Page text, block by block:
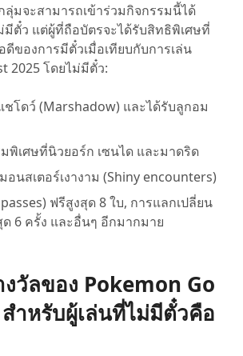
ลุ่มจะสามารถเข้าร่วมกิจกรรมนี้ได้
ตั๋ว แต่ผู้ที่ถือบัตรจะได้รับสิทธิพิเศษที่
ของการมีตั๋วเมื่อเทียบกับการเล่น
2025 โดยไม่มีตั๋ว:
โดว์ (Marshadow) และได้รับลูกอม
พิเศษที่นิวยอร์ก เซนได และมาดริด
อนสเตอร์เงางาม (Shiny encounters)
ฟรีสูงสุด 8 ใบ, การแลกเปลี่ยน
6 ครั้ง และอื่นๆ อีกมากมาย
วัลของ Pokemon Go
ำหรับผู้เล่นที่ไม่มีตั๋วคือ